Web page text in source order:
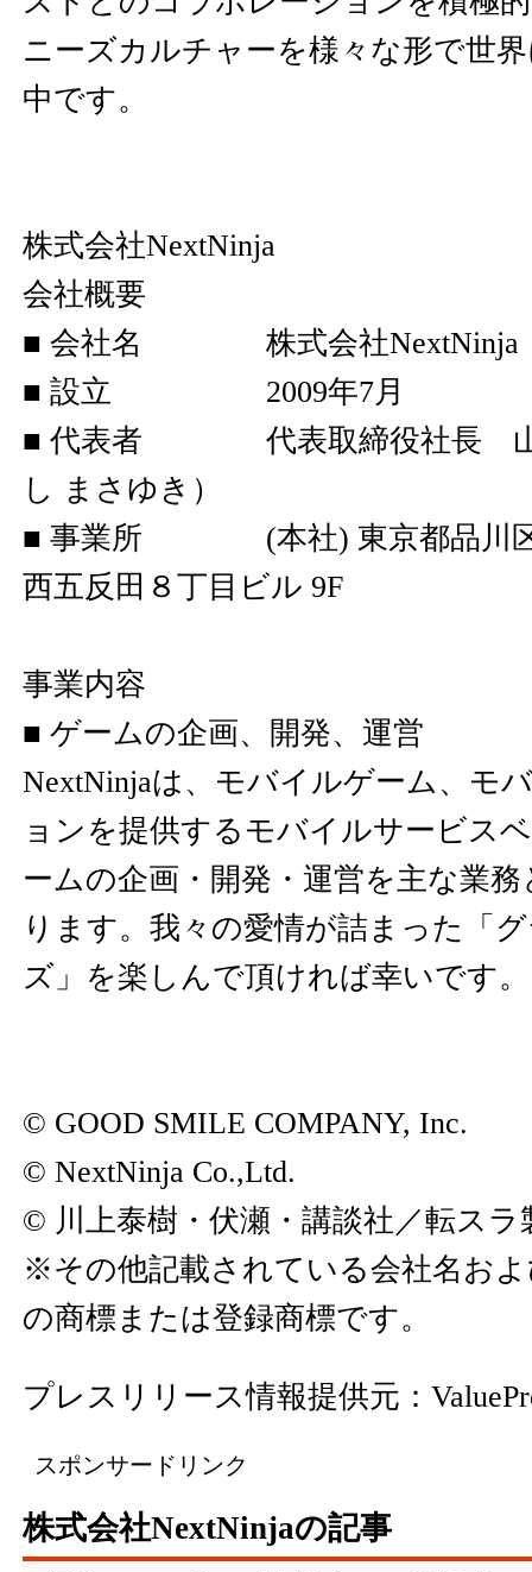
ニーズカルチャーを様々な形で世
中です。
株式会社NextNinja
会社概要
■ 会社名 株式会社NextNinja
■ 設立 2009年7月
■ 代表者 代表取締役社長 山
し まさゆき）
■ 事業所 (本社) 東京都品川区
西五反田８丁目ビル 9F
事業内容
■ ゲームの企画、開発、運営
NextNinjaは、モバイルゲーム、モ
ョンを提供するモバイルサービス
ームの企画・開発・運営を主な業
ります。我々の愛情が詰まった「
ズ」を楽しんで頂ければ幸いです。
© GOOD SMILE COMPANY, Inc.
© NextNinja Co.,Ltd.
© 川上泰樹・伏瀬・講談社／転スラ
※その他記載されている会社名お
の商標または登録商標です。
プレスリリース情報提供元：
スポンサードリンク
株式会社NextNinjaの記事